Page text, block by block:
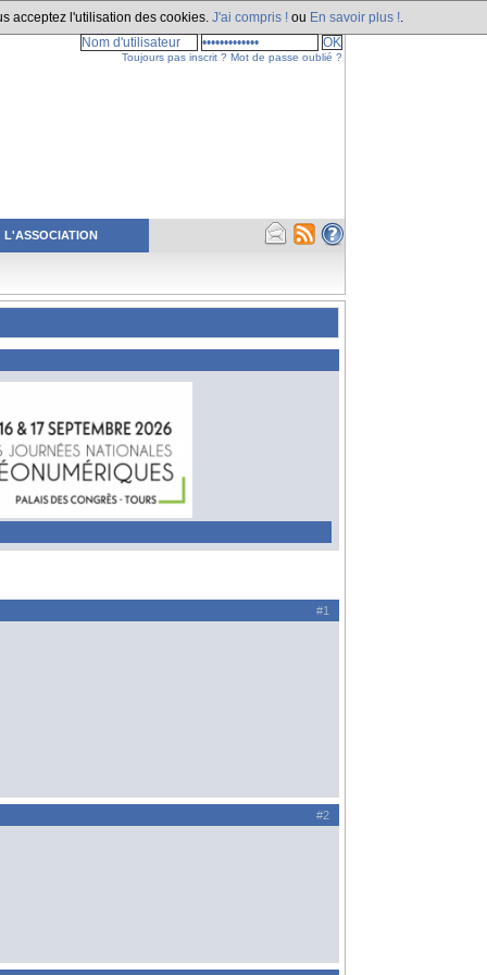
acceptez l'utilisation des cookies. J'ai compris ! ou En savoir plus !
L'ASSOCIATION
Toujours pas inscrit ? Mot de passe oublié ?
#1
#2